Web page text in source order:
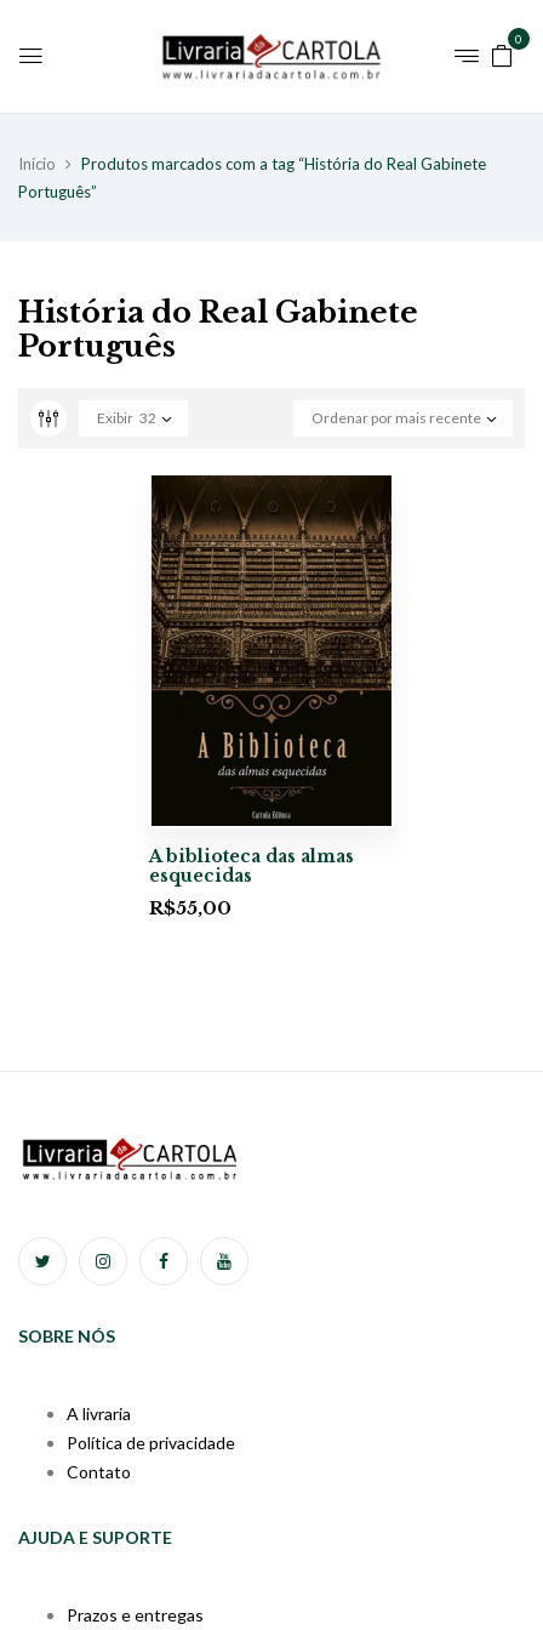
0
Início
Produtos marcados com a tag “História do Real Gabinete
Português”
História do Real Gabinete
Português
Ordenar por mais recente
Exibir 32
A biblioteca das almas
esquecidas
R$55,00
SOBRE NÓS
A livraria
Política de privacidade
Contato
AJUDA E SUPORTE
Prazos e entregas